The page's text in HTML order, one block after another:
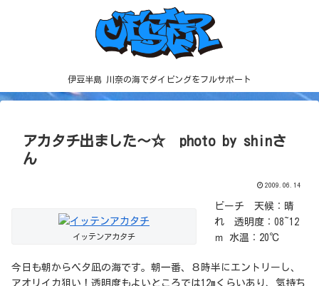
伊豆半島 川奈の海でダイビングをフルサポート
アカタチ出ました～☆ photo by shinさ
ん
2009.06.14
イッテンアカタチ
ビーチ 天候：晴
れ 透明度：08~12
ｍ 水温：20℃
今日も朝からベタ凪の海です。朝一番、８時半にエントリーし、
アオリイカ狙い！透明度もよいところでは12mくらいあり、気持ち